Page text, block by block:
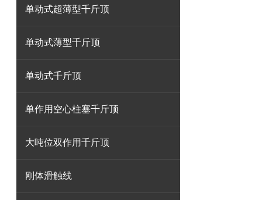
单动式超薄型千斤顶
单动式薄型千斤顶
单动式千斤顶
单作用空心柱塞千斤顶
大吨位双作用千斤顶
刚体滑触线